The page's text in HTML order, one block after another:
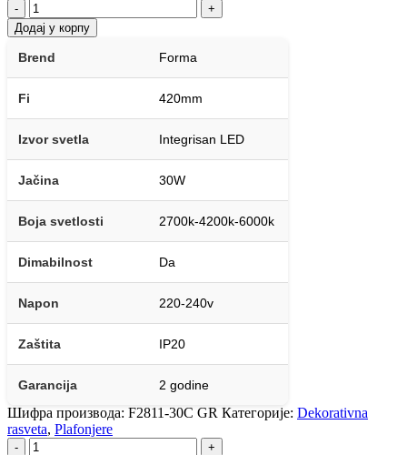
била:
8.200,00 RSD.
-
+
Додај у корпу
Brend Forma
Fi 420mm
Izvor svetla Integrisan LED
Jačina 30W
Boja svetlosti 2700k-4200k-6000k
Dimabilnost Da
Napon 220-240v
Zaštita IP20
Garancija 2 godine
Шифра производа: F2811-30C GR Категорије: Dekorativna
rasveta, Plafonjere
-
+